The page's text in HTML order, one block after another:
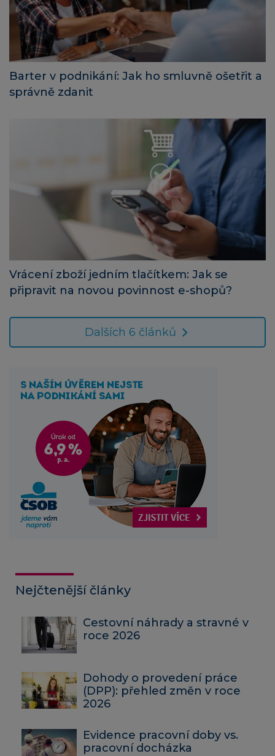
Barter v podnikání: Jak ho smluvně ošetřit a
správně zdanit
Vrácení zboží jedním tlačítkem: Jak se
připravit na novou povinnost e-shopů?
Dalších 6 článků
Nejčtenější články
Cestovní náhrady a stravné v
roce 2026
Dohody o provedení práce
(DPP): přehled změn v roce
2026
Evidence pracovní doby vs.
pracovní docházka